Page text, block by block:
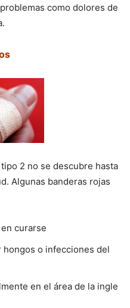
como dolores de
2 no se descubre hasta
Algunas banderas rojas
curarse
o infecciones del
en el área de la ingle